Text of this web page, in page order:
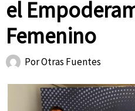
el
Femenino
PorOtras Fuentes